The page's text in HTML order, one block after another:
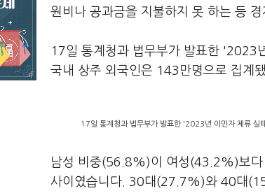
원비나 공과금을 지불하지 못 하는 등
17일 통계청과 법무부가 발표한 '2023
국내 상주 외국인은 143만명으로 집계
17일 통계청과 법무부가 발표한 '2023년 이민자 체류 실
남성 비중(56.8%)이 여성(43.2%)보
사이였습니다. 30대(27.7%)와 40대